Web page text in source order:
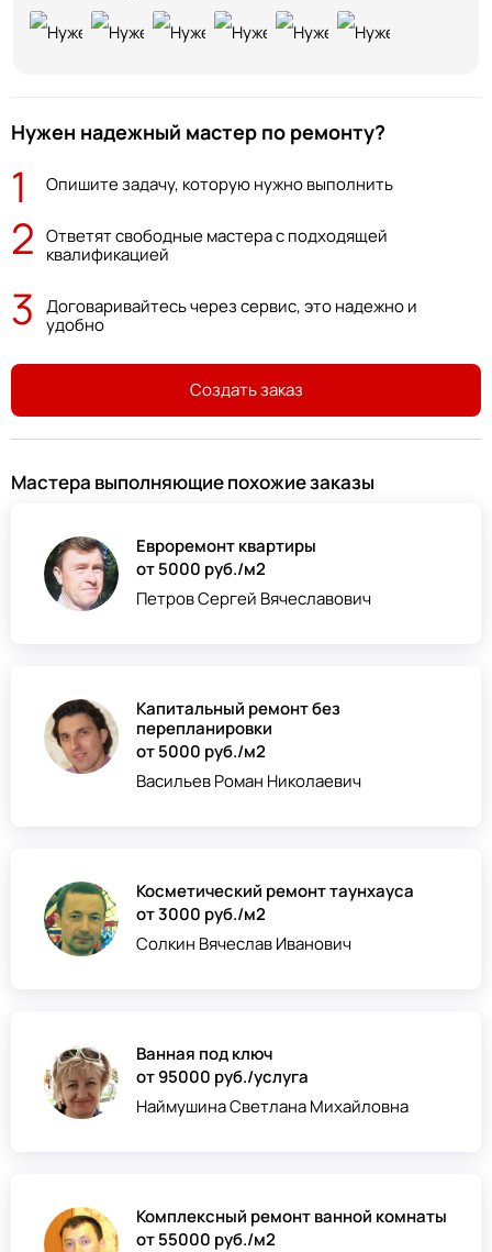
Нужен надежный мастер по ремонту?
1 Опишите задачу, которую нужно выполнить
2 Ответят свободные мастера с подходящей
квалификацией
3
Договаривайтесь через сервис, это надежно и
удобно
Создать заказ
Мастера выполняющие похожие заказы
Евроремонт квартиры
от 5000 руб./м2
Петров Сергей Вячеславович
Капитальный ремонт без
перепланировки
от 5000 руб./м2
Васильев Роман Николаевич
Косметический ремонт таунхауса
от 3000 руб./м2
Солкин Вячеслав Иванович
Ванная под ключ
от 95000 руб./услуга
Наймушина Светлана Михайловна
Комплексный ремонт ванной комнаты
от 55000 руб./м2